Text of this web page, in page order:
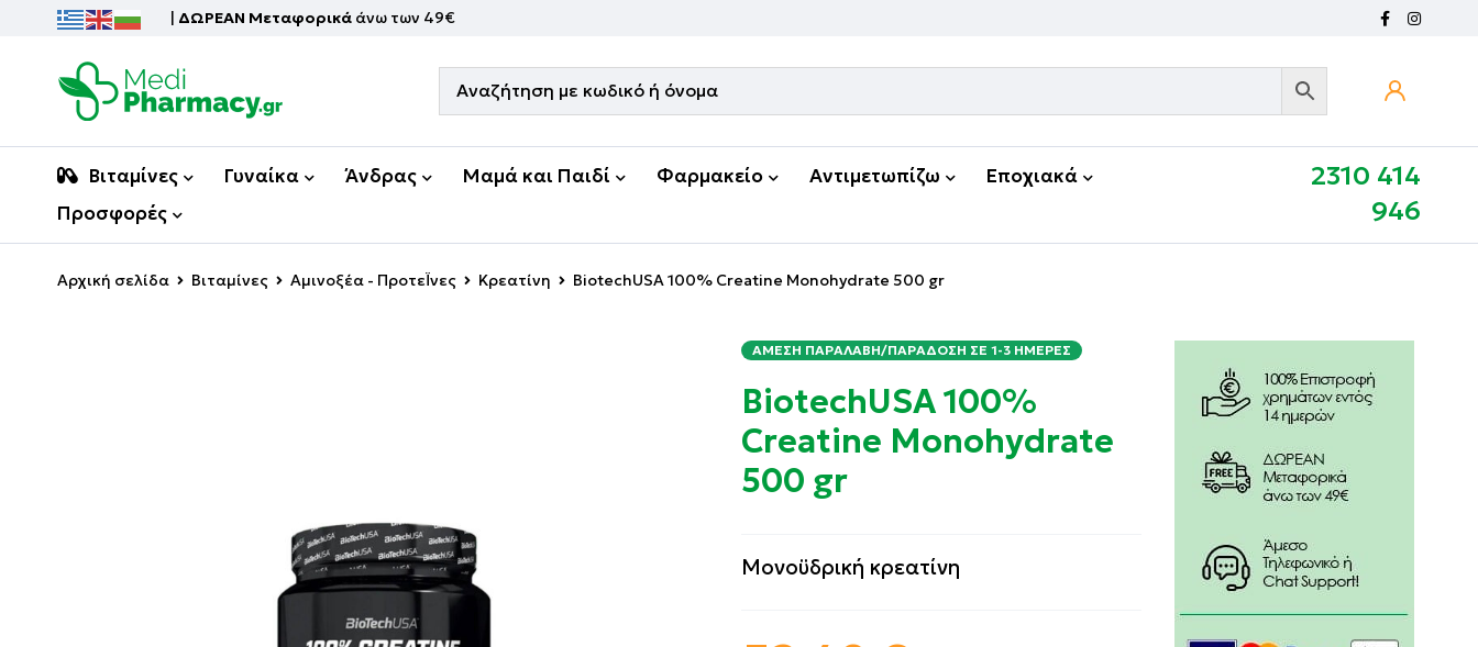
| ΔΩΡΕΑΝ Μεταφορικά άνω των 49€
Βιταμίνες Γυναίκα Άνδρας Μαμά και Παιδί Φαρμακείο Αντιμετωπίζω
Εποχιακά
Προσφορές
2310 414
946
Αρχική σελίδα Βιταμίνες Αμινοξέα - ΠροτεΪνες Κρεατίνη BiotechUSA 100% Creatine Monohydrate 500 gr
ΆΜΕΣΗ ΠΑΡΑΛΑΒΉ/ΠΑΡΆΔΟΣΗ ΣΕ 1-3 ΗΜΈΡΕΣ
BiotechUSA 100%
Creatine Monohydrate
500 gr
Mονοϋδρική κρεατίνη